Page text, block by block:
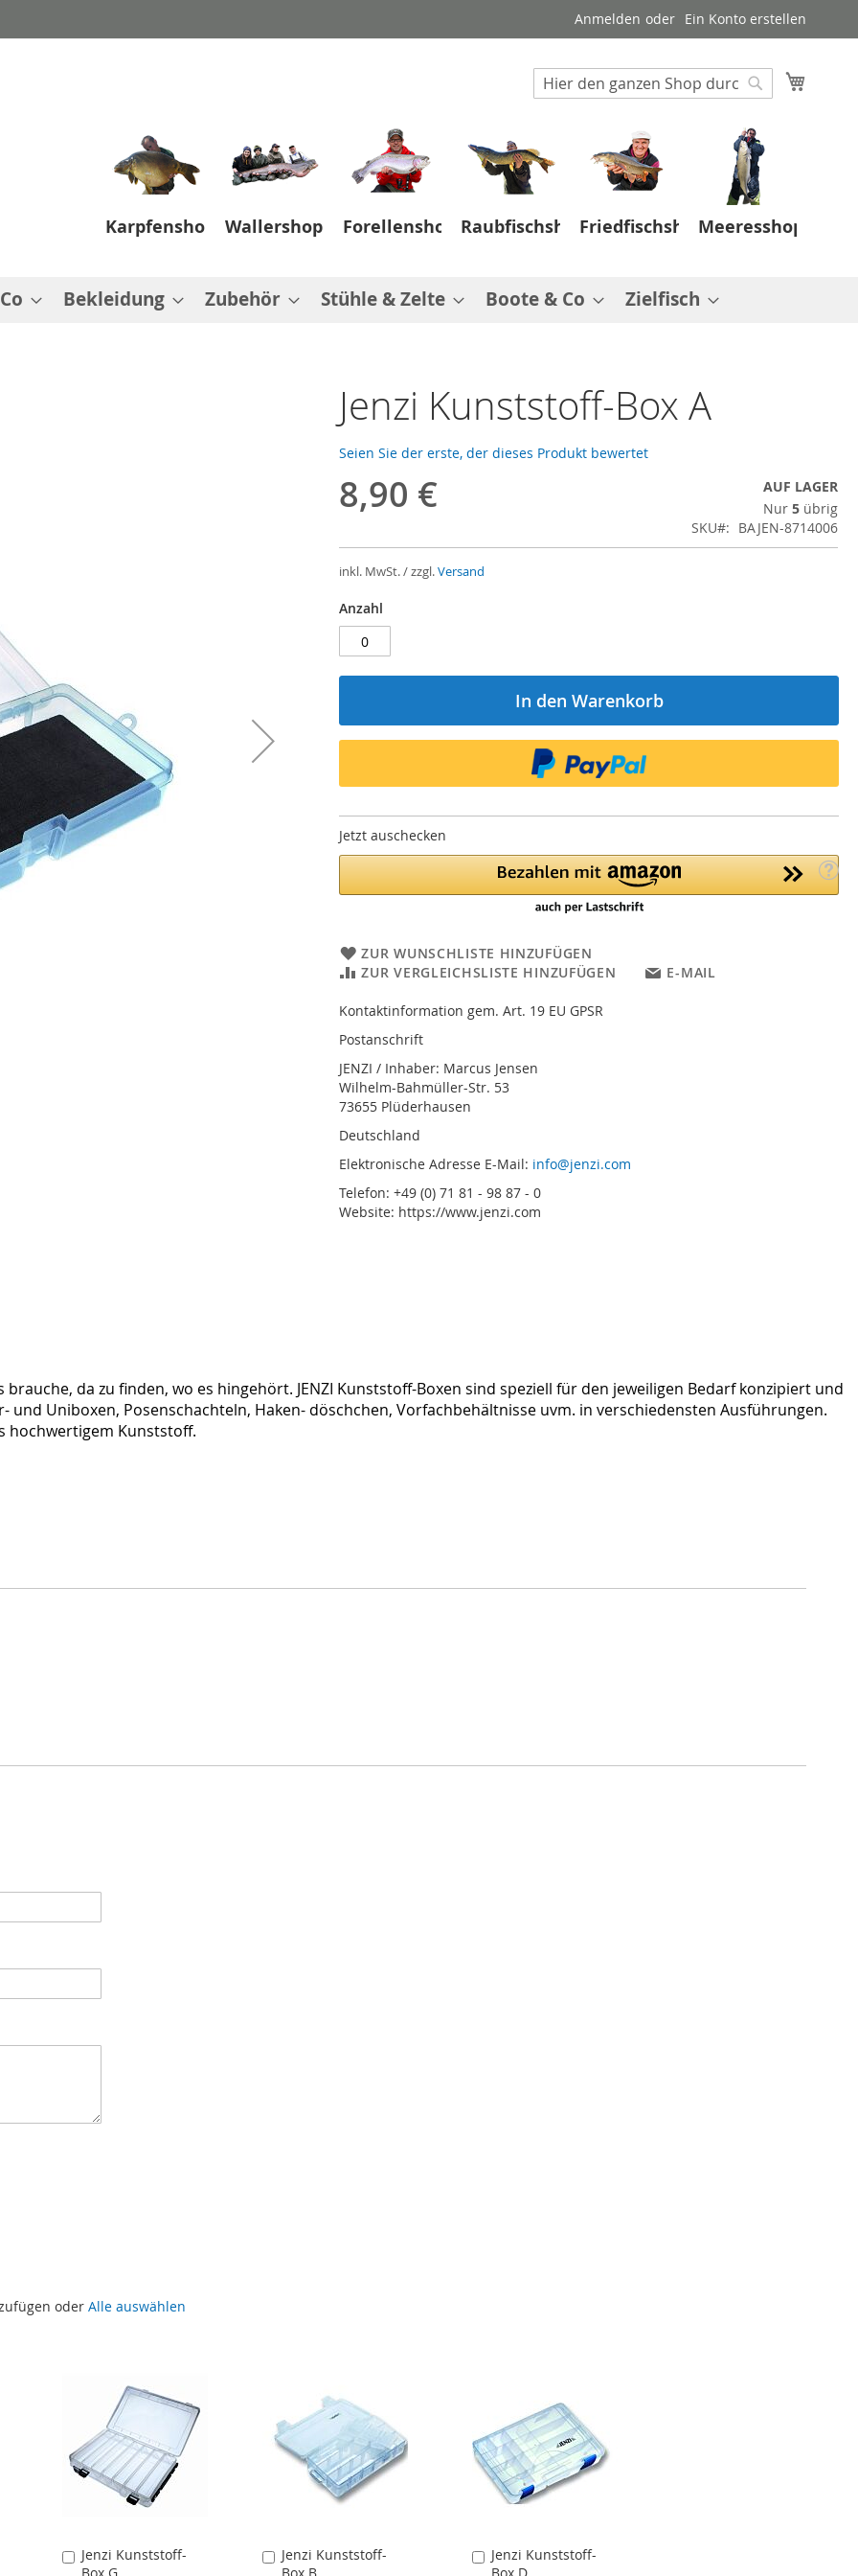
Anmelden Ein Konto erstellen
Suche
Suche
Karpfenshop Wallershop Forellenshop RaubfischshopFriedfischshopMeeresshop
Bekleidung Zubehör Stühle & Zelte Boote & Co Zielfisch
Jenzi Kunststoff-Box A
Seien Sie der erste, der dieses Produkt bewertet
8,90 €
AUF LAGER
Nur5 übrig
SKU
BAJEN-8714006
inkl. MwSt. / zzgl.Versand
Anzahl
In den Warenkorb
Jetzt auschecken
ZUR WUNSCHLISTE HINZUFÜGEN
ZUR VERGLEICHSLISTE HINZUFÜGEN
E-MAIL
Kontaktinformation gem. Art. 19 EU GPSR
Postanschrift
JENZI / Inhaber: Marcus Jensen
Wilhelm-Bahmüller-Str. 53
73655 Plüderhausen
Deutschland
Elektronische Adresse E-Mail: info@jenzi.com
Telefon: +49 (0) 71 81 - 98 87 - 0
Website: https://www.jenzi.com
da zu finden, wo es hingehört. JENZI Kunststoff-Boxen sind speziell für den jeweiligen Bedarf konzipiert und
Uniboxen, Posenschachteln, Haken- döschchen, Vorfachbehältnisse uvm. in verschiedensten Ausführungen.
hochwertigem Kunststoff.
oder Alle auswählen
Jenzi Kunststoff-
In
Jenzi Kunststoff-
In
Jenzi Kunststoff-
In